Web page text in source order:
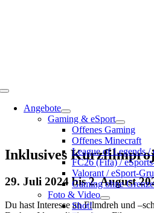
Toggle
NavigationAngebote
Gaming & eSport
Offenes Gaming
Offenes Minecraft
League of Legends /
FC26 (Fifa) /
Valorant / eSport-
Gaming ohne
Foto & Video
Shot!
Inklusives
29. Juli 2024 bis2. August
Du hast Interesse an Filmdreh und